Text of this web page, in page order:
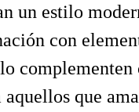
un estilo
con
que